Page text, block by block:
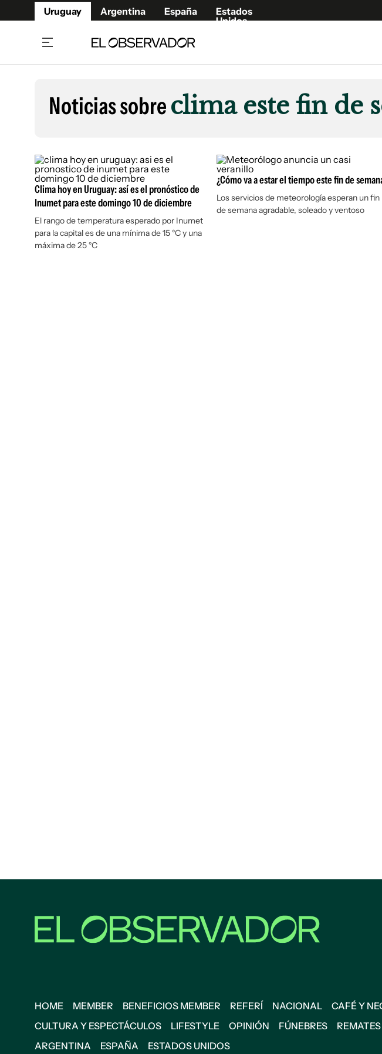
Uruguay Argentina España
Estados
Unidos
Beneficios Member
Café y Negocios
Economía y Empresas
Agro
Brand Studio
Mundo
Cultura y Espectáculos
Fúnebres
Publicaciones
Newsletters
Argentina
España
Noticias sobreclima este fin de
Clima hoy en Uruguay: así es el pronóstico de
Inumet para este domingo 10 de diciembre
El rango de temperatura esperado por Inumet
para la capital es de una mínima de 15 °C y una
máxima de 25 °C
¿Cómo va a estar el tiempo este fin de
Los servicios de meteorología esperan un fin
de semana agradable, soleado y ventoso
HOME MEMBER BENEFICIOS MEMBER REFERÍ NACIONAL CAFÉ Y
CULTURA Y ESPECTÁCULOS
LIFESTYLE OPINIÓN FÚNEBRES
ARGENTINA
ESPAÑA ESTADOS UNIDOS